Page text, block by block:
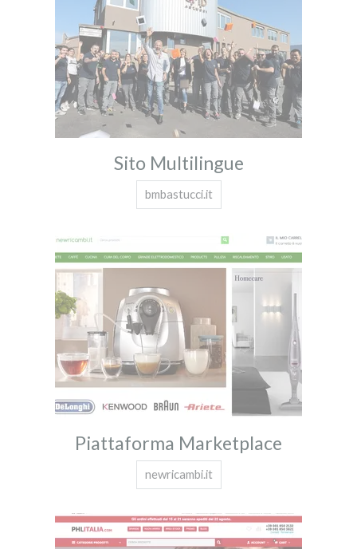
Sito Multilingue
bmbastucci.it
Piattaforma Marketplace
newricambi.it